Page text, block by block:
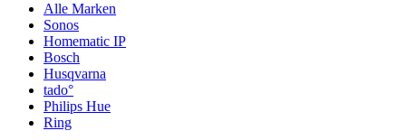
Alle Marken
Sonos
Homematic IP
Bosch
Husqvarna
tado°
Philips Hue
Ring